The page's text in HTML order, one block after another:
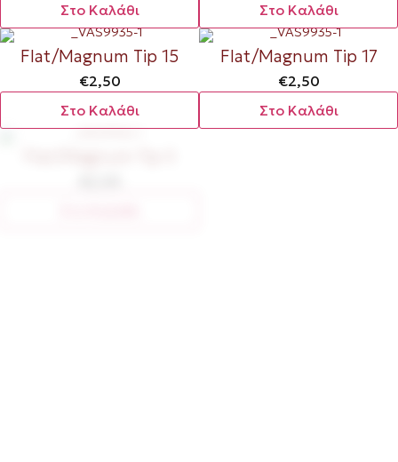
Στο Καλάθι
Στο Καλάθι
Flat/Magnum Tip 15
€2,50
Στο Καλάθι
Flat/Magnum Tip 17
€2,50
Στο Καλάθι